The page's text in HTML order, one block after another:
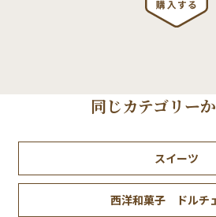
同じカテゴリー
スイーツ
西洋和菓子 ドルチ